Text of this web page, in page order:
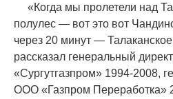
«Когда мы пролетели над
полулес — вот это вот
через 20 минут —
рассказал генеральный
«Сургутгазпром» 1994-2008,
ООО «Газпром Переработка»